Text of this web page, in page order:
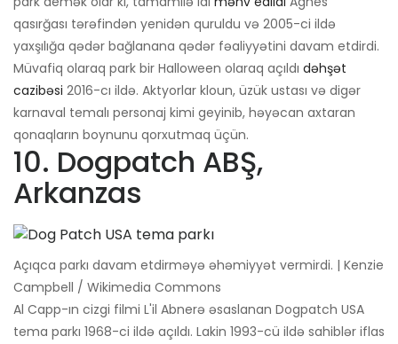
qasırğası tərəfindən yenidən quruldu və 2005-ci ildə
yaxşılığa qədər bağlanana qədər fəaliyyətini davam etdirdi.
Müvafiq olaraq park bir Halloween olaraq açıldı dəhşət
cazibəsi 2016-cı ildə. Aktyorlar kloun, üzük ustası və digər
karnaval temalı personaj kimi geyinib, həyəcan axtaran
qonaqların boynunu qorxutmaq üçün.
10. Dogpatch ABŞ,
Arkanzas
Açıqca parkı davam etdirməyə əhəmiyyət vermirdi. | Kenzie
Campbell / Wikimedia Commons
Al Capp-ın cizgi filmi L'il Abnerə əsaslanan Dogpatch USA
tema parkı 1968-ci ildə açıldı. Lakin 1993-cü ildə sahiblər iflas